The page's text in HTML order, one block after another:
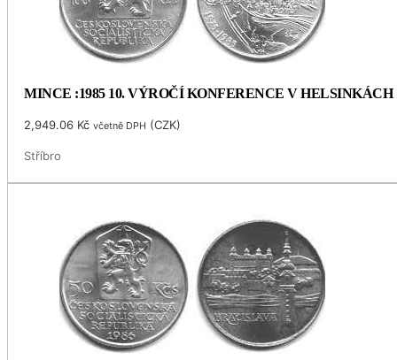
MINCE :1985 10. VÝROČÍ KONFERENCE V HELSINKÁCH
2,949.06 Kč včetně DPH (CZK)
Stříbro